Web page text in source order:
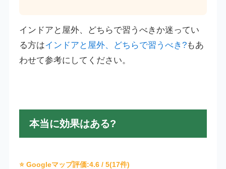
インドアと屋外、どちらで習うべきか迷ってい
る方はインドアと屋外、どちらで習うべき?もあ
わせて参考にしてください。
本当に効果はある?
⭐ Googleマップ評価:4.6/ 5(17件)